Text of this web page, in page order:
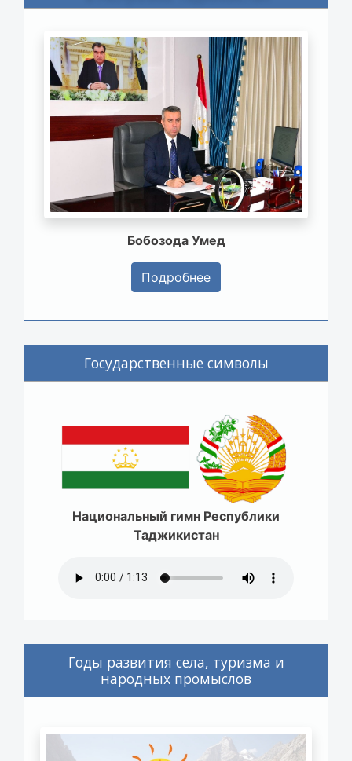
Бобозода Умед
Подробнее
Государственные символы
Национальный гимн Республики
Таджикистан
Годы развития села, туризма и
народных промыслов